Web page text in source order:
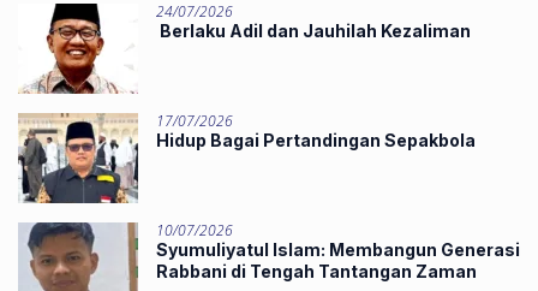
24/07/2026
Berlaku Adil dan Jauhilah Kezaliman
17/07/2026
Hidup Bagai Pertandingan Sepakbola
10/07/2026
Syumuliyatul Islam: Membangun Generasi
Rabbani di Tengah Tantangan Zaman